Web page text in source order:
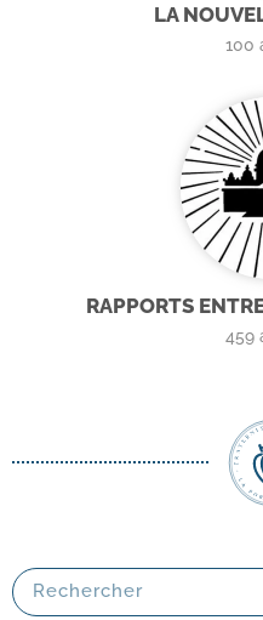
LA
100
RAPPORTS
459